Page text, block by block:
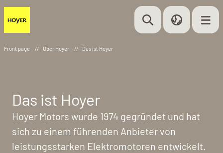
Front page // Über Hoyer // Das ist Hoyer
Das ist Hoyer
Hoyer Motors wurde 1974 gegründet und hat
sich zu einem führenden Anbieter von
leistungsstarken Elektromotoren entwickelt.